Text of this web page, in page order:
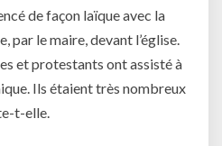
de façon laïque avec la
par le maire, devant l’église.
et protestants ont assisté à
Ils étaient très nombreux
t-elle.